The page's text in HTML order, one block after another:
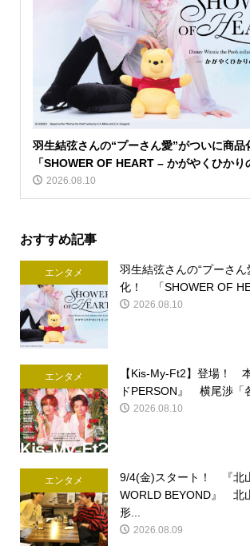
羽生結弦さんの“プーさん愛”がついに商
「SHOWER OF HEART – かがやくひか
2026.08.10
おすすめ記事
エンタメ
羽生結弦さんの“プーさん
化！ 「SHOWER OF
2026.08.10
エンタメ
【Kis-My-Ft2】登場！
ドPERSON』 横尾渉「
2026.08.10
エンタメ
9/4(金)スタート！ 『北
WORLD BEYOND』 北
形...
2026.08.09